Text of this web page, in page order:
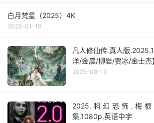
白月梵星（2025）4K
2025-01-19
凡人修仙传.真人版
洋/金晨/柳岩/贾冰/金士杰
2025-08-13
2025.科幻恐怖.梅根
集.1080p.英语中字